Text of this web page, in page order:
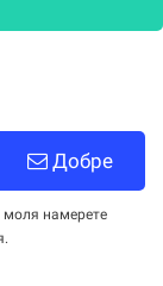
Добре
моля намерете